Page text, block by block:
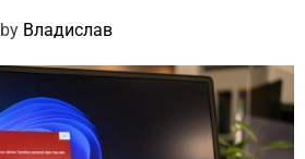
by Владислав